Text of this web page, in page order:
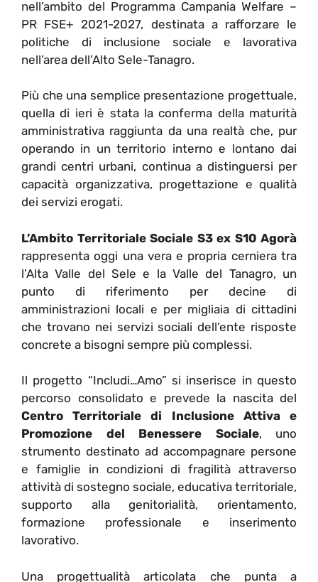
nell’ambito del Programma Campania Welfare –
PR FSE+ 2021-2027, destinata a rafforzare le
politiche di inclusione sociale e lavorativa
nell’area dell’Alto Sele-Tanagro.
Più che una semplice presentazione progettuale,
quella di ieri è stata la conferma della maturità
amministrativa raggiunta da una realtà che, pur
operando in un territorio interno e lontano dai
grandi centri urbani, continua a distinguersi per
capacità organizzativa, progettazione e qualità
dei servizi erogati.
L’Ambito Territoriale Sociale S3 ex S10 Agorà
rappresenta oggi una vera e propria cerniera tra
l’Alta Valle del Sele e la Valle del Tanagro, un
punto di riferimento per decine di
amministrazioni locali e per migliaia di cittadini
che trovano nei servizi sociali dell’ente risposte
concrete a bisogni sempre più complessi.
Il progetto “Includi…Amo” si inserisce in questo
percorso consolidato e prevede la nascita del
Centro Territoriale di Inclusione Attiva e
Promozione del Benessere Sociale, uno
strumento destinato ad accompagnare persone
e famiglie in condizioni di fragilità attraverso
attività di sostegno sociale, educativa territoriale,
supporto alla genitorialità, orientamento,
formazione professionale e inserimento
lavorativo.
Una progettualità articolata che punta a